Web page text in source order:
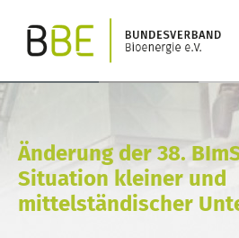
Änderung der 38.
Situation kleiner und
mittelständischer